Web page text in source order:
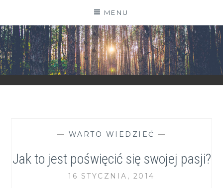
content
MENU
ZGRANESTADO.PL
FOTOGRAFICZNE ZAPISKI DNIA CODZIENNEGO
— WARTO WIEDZIEĆ —
Jak to jest poświęcić się swojej pasji?
16 STYCZNIA, 2014